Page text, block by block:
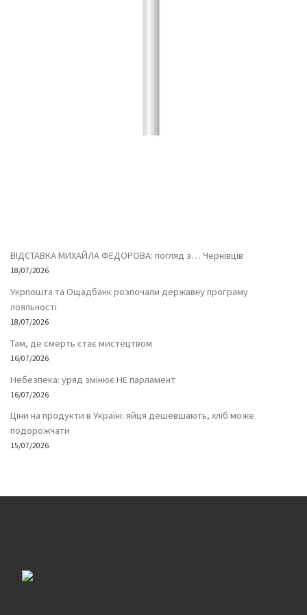
ВІДСТАВКА МИХАЙЛА ФЕДОРОВА: погляд з… Чернівців
18/07/2026
Укрпошта та Ощадбанк розпочали державну програму
лояльності
18/07/2026
Там, де смерть стає мистецтвом
16/07/2026
Небезпека: уряд змінює НЕ парламент
16/07/2026
Ціни на продукти в Україні: яйця дешевшають, хліб може
подорожчати
15/07/2026